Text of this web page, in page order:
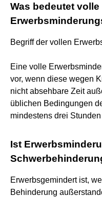
Was bedeutet volle
Begriff der vollen
Eine volle
vor, wenn diese wegen
nicht absehbare Zeit
üblichen Bedingungen
mindestens drei
Ist
Erwerbsgemindert ist,
Behinderung